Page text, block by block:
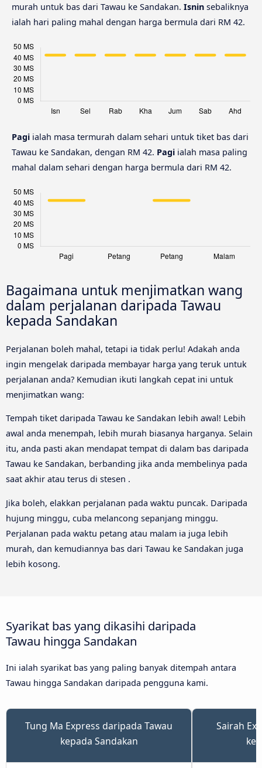
murah untuk bas dari Tawau ke Sandakan. Isnin sebaliknya
ialah hari paling mahal dengan harga bermula dari RM 42.
Pagi ialah masa termurah dalam sehari untuk tiket bas dari
Tawau ke Sandakan, dengan RM 42. Pagi ialah masa paling
mahal dalam sehari dengan harga bermula dari RM 42.
Bagaimana untuk menjimatkan wang
dalam perjalanan daripada Tawau
kepada Sandakan
Perjalanan boleh mahal, tetapi ia tidak perlu! Adakah anda
ingin mengelak daripada membayar harga yang teruk untuk
perjalanan anda? Kemudian ikuti langkah cepat ini untuk
menjimatkan wang:
Tempah tiket daripada Tawau ke Sandakan lebih awal! Lebih
awal anda menempah, lebih murah biasanya harganya. Selain
itu, anda pasti akan mendapat tempat di dalam bas daripada
Tawau ke Sandakan, berbanding jika anda membelinya pada
saat akhir atau terus di stesen .
Jika boleh, elakkan perjalanan pada waktu puncak. Daripada
hujung minggu, cuba melancong sepanjang minggu.
Perjalanan pada waktu petang atau malam ia juga lebih
murah, dan kemudiannya bas dari Tawau ke Sandakan juga
lebih kosong.
Syarikat bas yang dikasihi daripada
Tawau hingga Sandakan
Ini ialah syarikat bas yang paling banyak ditempah antara
Tawau hingga Sandakan daripada pengguna kami.
Tung Ma Express daripada Tawau
kepada Sandakan
Sairah